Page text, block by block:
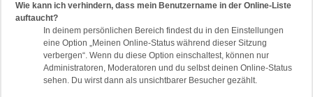
Wie kann ich verhindern, dass mein Benutzername in der Online-Liste
auftaucht?
In deinem persönlichen Bereich findest du in den Einstellungen
eine Option „Meinen Online-Status während dieser Sitzung
verbergen“. Wenn du diese Option einschaltest, können nur
Administratoren, Moderatoren und du selbst deinen Online-Status
sehen. Du wirst dann als unsichtbarer Besucher gezählt.